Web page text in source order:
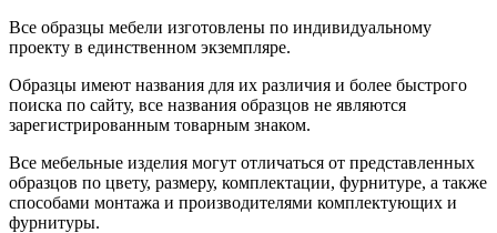
Все образцы мебели изготовлены по индивидуальному
проекту в единственном экземпляре.
Образцы имеют названия для их различия и более быстрого
поиска по сайту, все названия образцов не являются
зарегистрированным товарным знаком.
Все мебельные изделия могут отличаться от представленных
образцов по цвету, размеру, комплектации, фурнитуре, а также
способами монтажа и производителями комплектующих и
фурнитуры.